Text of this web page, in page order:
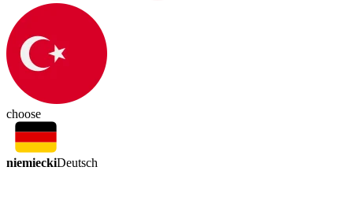
choose
niemieckiDeutsch